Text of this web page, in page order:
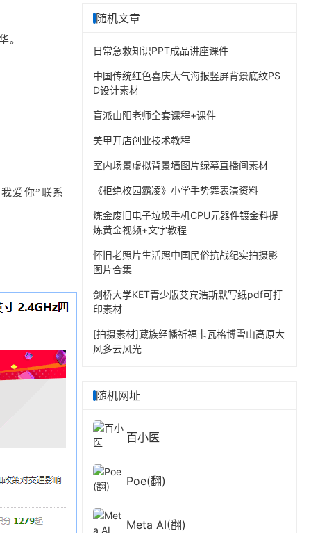
。
爱你”联系
随机文章
日常急救知识PPT成品讲座课件
中国传统红色喜庆大气海报竖屏背景底纹PS
D设计素材
盲派山阳老师全套课程+课件
美甲开店创业技术教程
室内场景虚拟背景墙图片绿幕直播间素材
《拒绝校园霸凌》小学手势舞表演资料
炼金废旧电子垃圾手机CPU元器件镀金料提
炼黄金视频+文字教程
怀旧老照片生活照中国民俗抗战纪实拍摄影
图片合集
剑桥大学KET青少版艾宾浩斯默写纸pdf可打
印素材
[拍摄素材]藏族经幡祈福卡瓦格博雪山高原大
风多云风光
随机网址
百小医
Poe(翻)
Meta AI(翻)